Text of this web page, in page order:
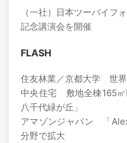
（一社）日本ツーバイ
記念講演会を開催
FLASH
住友林業／京都大学 世
中央住宅 敷地全棟165
八千代緑が丘」
アマゾンジャパン 「
分野で拡大